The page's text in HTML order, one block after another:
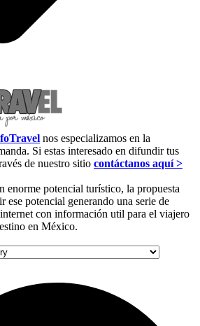
nos especializamos en la
Si estas interesado en difundir tus
de nuestro sitio contáctanos aquí >
enorme potencial turístico, la propuesta
ese potencial generando una serie de
con información util para el viajero
en México.